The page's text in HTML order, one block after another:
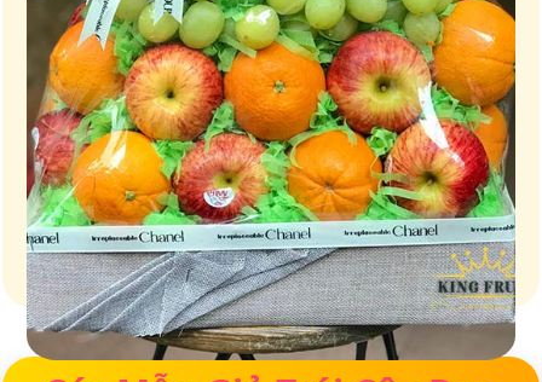
Giỏ quà – Tinh hoa từ trái cây tươi ngon